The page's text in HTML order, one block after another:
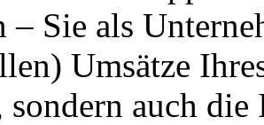
– Sie als
Umsätze
auch die